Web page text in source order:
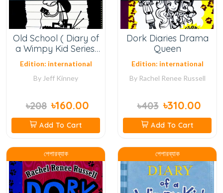
Old School ( Diary of
a Wimpy Kid Series,
Book 10 )
Edition: international
By Jeff Kinney
৳208 ৳160.00
Add To Cart
Dork Diaries Drama
Queen
Edition: international
By Rachel Renee Russell
৳403 ৳310.00
Add To Cart
পেপারব্যাক পেপারব্যাক